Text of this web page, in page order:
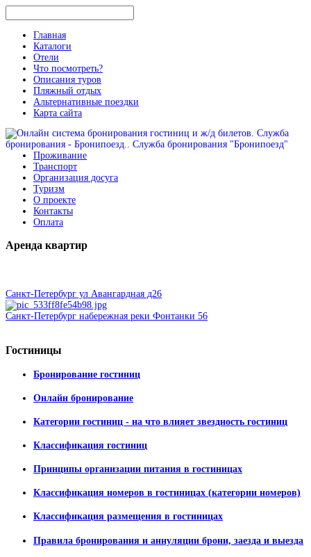
Главная
Каталоги
Отели
Что посмотреть?
Описания туров
Пляжный отдых
Альтернативные поездки
Карта сайта
Проживание
Транспорт
Организация досуга
Туризм
О проекте
Контакты
Оплата
Аренда квартир
Санкт-Петербург ул Авангардная д26
Санкт-Петербург набережная реки Фонтанки 56
Гостиницы
Бронирование гостиниц
Онлайн бронирование
Категории гостиниц - на что влияет звездность гостиниц
Классификация гостиниц
Принципы организации питания в гостиницах
Классификация номеров в гостиницах (категории номеров)
Классификация размещения в гостиницах
Правила бронирования и аннуляции брони, заезда и выезда